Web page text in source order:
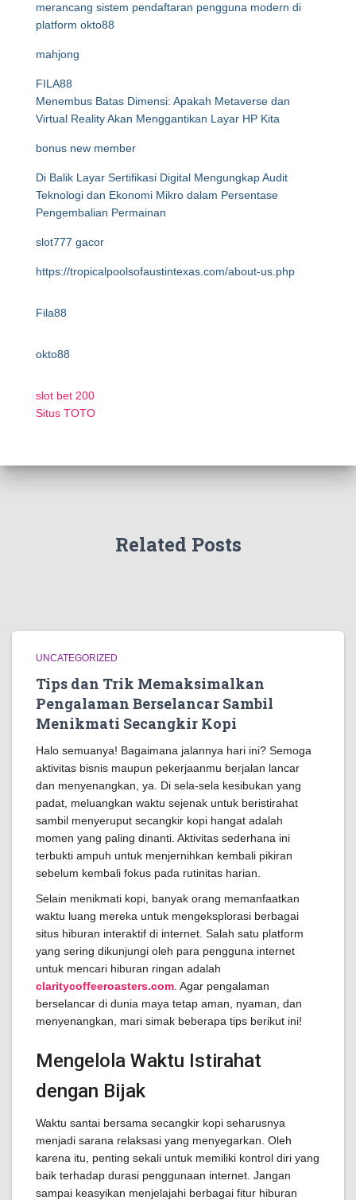
merancang sistem pendaftaran pengguna modern di
platform okto88
mahjong
FILA88
Menembus Batas Dimensi: Apakah Metaverse dan
Virtual Reality Akan Menggantikan Layar HP Kita
bonus new member
Di Balik Layar Sertifikasi Digital Mengungkap Audit
Teknologi dan Ekonomi Mikro dalam Persentase
Pengembalian Permainan
slot777 gacor
https://tropicalpoolsofaustintexas.com/about-us.php
Fila88
okto88
slot bet 200
Situs TOTO
Related Posts
UNCATEGORIZED
Tips dan Trik Memaksimalkan
Pengalaman Berselancar Sambil
Menikmati Secangkir Kopi
Halo semuanya! Bagaimana jalannya hari ini? Semoga
aktivitas bisnis maupun pekerjaanmu berjalan lancar
dan menyenangkan, ya. Di sela-sela kesibukan yang
padat, meluangkan waktu sejenak untuk beristirahat
sambil menyeruput secangkir kopi hangat adalah
momen yang paling dinanti. Aktivitas sederhana ini
terbukti ampuh untuk menjernihkan kembali pikiran
sebelum kembali fokus pada rutinitas harian.
Selain menikmati kopi, banyak orang memanfaatkan
waktu luang mereka untuk mengeksplorasi berbagai
situs hiburan interaktif di internet. Salah satu platform
yang sering dikunjungi oleh para pengguna internet
untuk mencari hiburan ringan adalah
claritycoffeeroasters.com . Agar pengalaman
berselancar di dunia maya tetap aman, nyaman, dan
menyenangkan, mari simak beberapa tips berikut ini!
Mengelola Waktu Istirahat
dengan Bijak
Waktu santai bersama secangkir kopi seharusnya
menjadi sarana relaksasi yang menyegarkan. Oleh
karena itu, penting sekali untuk memiliki kontrol diri yang
baik terhadap durasi penggunaan internet. Jangan
sampai keasyikan menjelajahi berbagai fitur hiburan